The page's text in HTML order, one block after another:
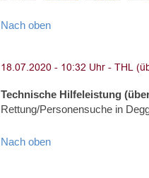
Nach oben
Technische Hilfeleistung
Rettung/Personensuche in
Nach oben